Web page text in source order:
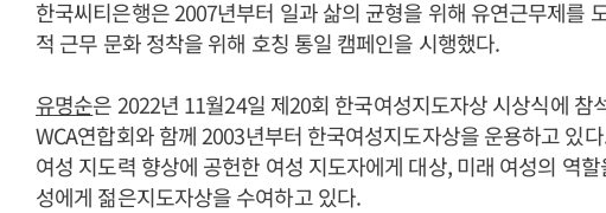
한국씨티은행은 2007년부터 일과 삶의 균형을 위해 유연근무제를
적 근무 문화 정착을 위해 호칭 통일 캠페인을 시행했다.
유명순은 2022년 11월24일 제20회 한국여성지도자상 시상식에 참
WCA연합회와 함께 2003년부터 한국여성지도자상을 운용하고 있
여성 지도력 향상에 공헌한 여성 지도자에게 대상, 미래 여성의 역
성에게 젊은지도자상을 수여하고 있다.